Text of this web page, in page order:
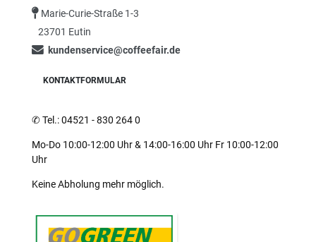
Marie-Curie-Straße 1-3
23701 Eutin
kundenservice@coffeefair.de
KONTAKTFORMULAR
✆Tel.: 04521 - 830 264 0
Mo-Do 10:00-12:00 Uhr & 14:00-16:00 Uhr Fr 10:00-12:00
Uhr
Keine Abholung mehr möglich.